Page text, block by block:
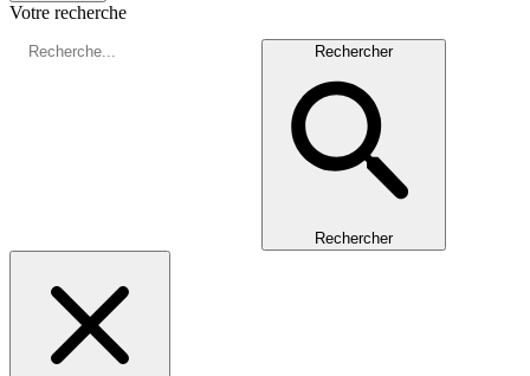
Votre recherche
Rechercher
Rechercher